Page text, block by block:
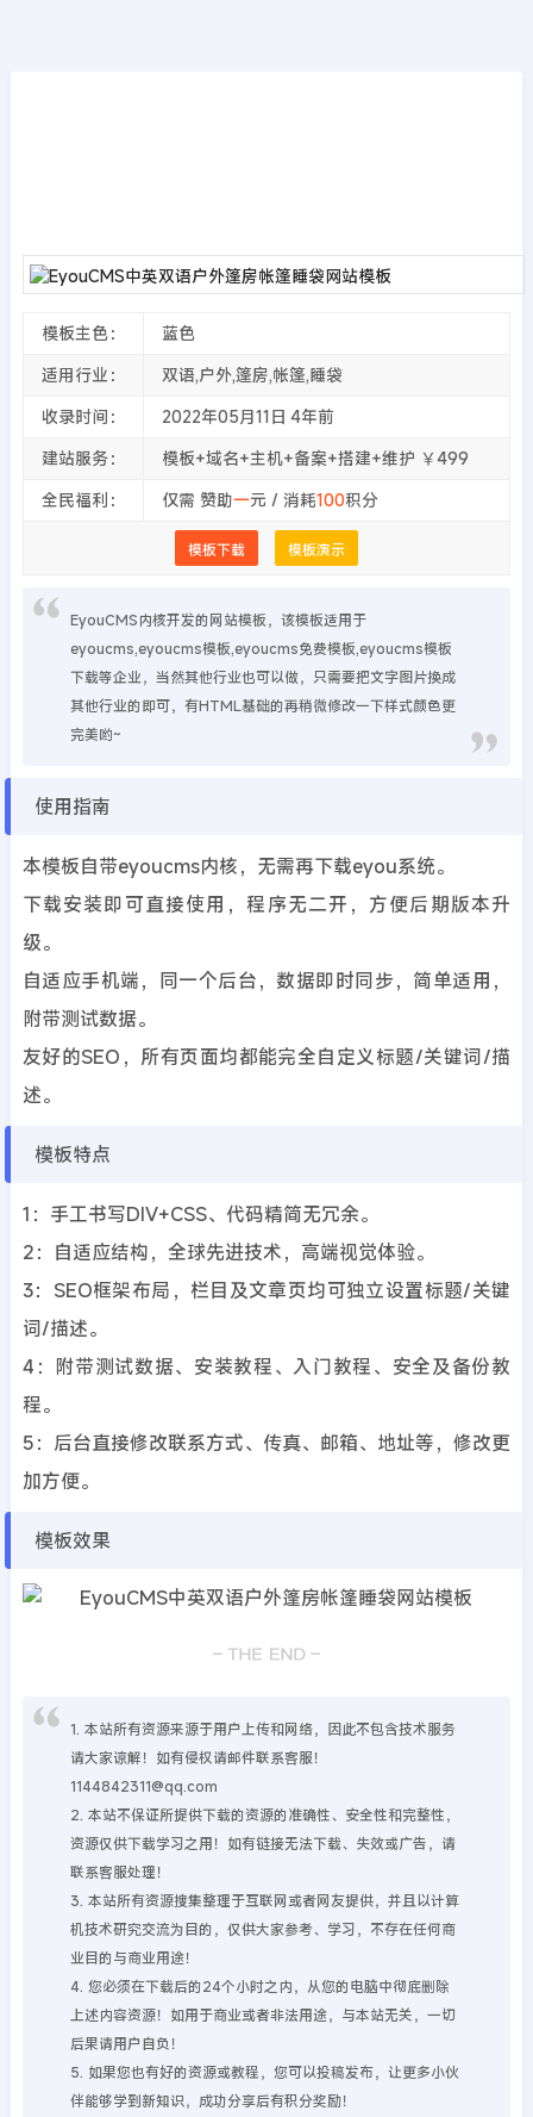
模板主色：
蓝色
适用行业：
双语,户外,篷房,帐篷,睡袋
收录时间：
2022年05月11日 4年前
建站服务：
模板+域名+主机+备案+搭建+维护 ￥499
全民福利：
仅需 赞助一元 / 消耗100积分
模板下载 模板演示
EyouCMS内核开发的网站模板，该模板适用于
eyoucms,eyoucms模板,eyoucms免费模板,eyoucms模板
下载等企业，当然其他行业也可以做，只需要把文字图片换成
其他行业的即可，有HTML基础的再稍微修改一下样式颜色更
完美哟~
使用指南
本模板自带eyoucms内核，无需再下载eyou系统。
下载安装即可直接使用，程序无二开，方便后期版本升
级。
自适应手机端，同一个后台，数据即时同步，简单适用，
附带测试数据。
友好的SEO，所有页面均都能完全自定义标题/关键词/描
述。
模板特点
1：手工书写DIV+CSS、代码精简无冗余。
2：自适应结构，全球先进技术，高端视觉体验。
3：SEO框架布局，栏目及文章页均可独立设置标题/关键
词/描述。
4：附带测试数据、安装教程、入门教程、安全及备份教
程。
5：后台直接修改联系方式、传真、邮箱、地址等，修改更
加方便。
模板效果
1. 本站所有资源来源于用户上传和网络，因此不包含技术服务
请大家谅解！如有侵权请邮件联系客服！
1144842311@qq.com
2. 本站不保证所提供下载的资源的准确性、安全性和完整性，
资源仅供下载学习之用！如有链接无法下载、失效或广告，请
联系客服处理！
3. 本站所有资源搜集整理于互联网或者网友提供，并且以计算
机技术研究交流为目的，仅供大家参考、学习，不存在任何商
业目的与商业用途！
4. 您必须在下载后的24个小时之内，从您的电脑中彻底删除
上述内容资源！如用于商业或者非法用途，与本站无关，一切
后果请用户自负！
5. 如果您也有好的资源或教程，您可以投稿发布，让更多小伙
伴能够学到新知识，成功分享后有积分奖励！